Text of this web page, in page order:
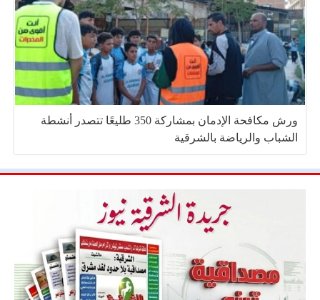
ورش مكافحة الإدمان بمشاركة 350 طليعًا تتصدر أنشطة
الشباب والرياضة بالشرقية